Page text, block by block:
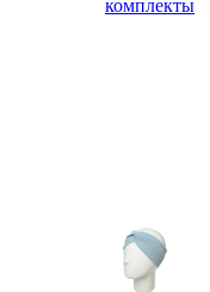
комплекты